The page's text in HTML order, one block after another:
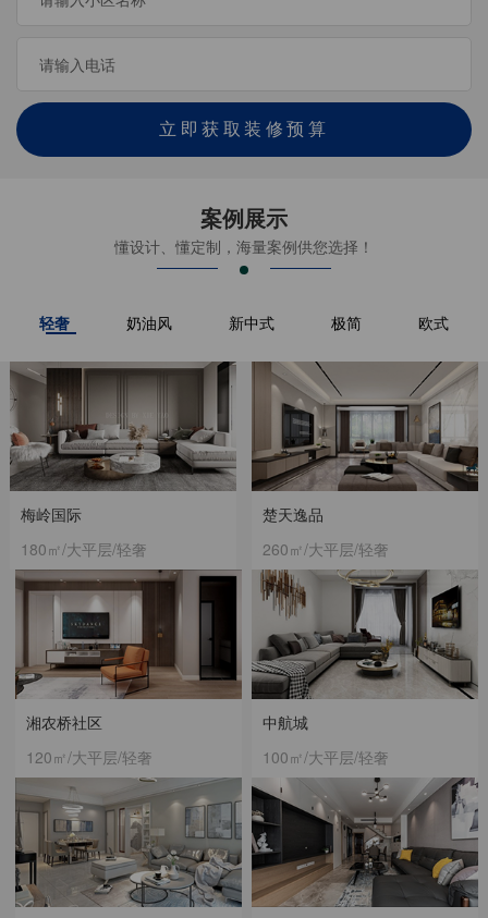
立即获取装修预算
案例展示
懂设计、懂定制，海量案例供您选择！
轻奢 奶油风 新中式 极简 欧式
梅岭国际
180㎡/大平层/轻奢
楚天逸品
260㎡/大平层/轻奢
中航城
100㎡/大平层/轻奢
湘农桥社区
120㎡/大平层/轻奢